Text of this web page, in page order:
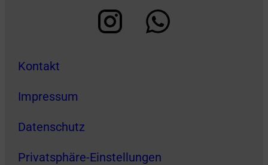
Kontakt
Impressum
Datenschutz
Privatsphäre-Einstellungen